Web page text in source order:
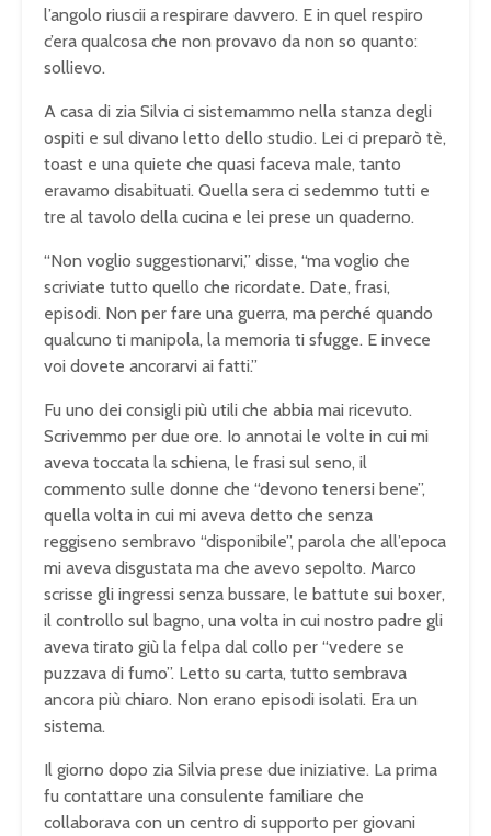
l’angolo riuscii a respirare davvero. E in quel respiro
c’era qualcosa che non provavo da non so quanto:
sollievo.
A casa di zia Silvia ci sistemammo nella stanza degli
ospiti e sul divano letto dello studio. Lei ci preparò tè,
toast e una quiete che quasi faceva male, tanto
eravamo disabituati. Quella sera ci sedemmo tutti e
tre al tavolo della cucina e lei prese un quaderno.
“Non voglio suggestionarvi,” disse, “ma voglio che
scriviate tutto quello che ricordate. Date, frasi,
episodi. Non per fare una guerra, ma perché quando
qualcuno ti manipola, la memoria ti sfugge. E invece
voi dovete ancorarvi ai fatti.”
Fu uno dei consigli più utili che abbia mai ricevuto.
Scrivemmo per due ore. Io annotai le volte in cui mi
aveva toccata la schiena, le frasi sul seno, il
commento sulle donne che “devono tenersi bene”,
quella volta in cui mi aveva detto che senza
reggiseno sembravo “disponibile”, parola che all’epoca
mi aveva disgustata ma che avevo sepolto. Marco
scrisse gli ingressi senza bussare, le battute sui boxer,
il controllo sul bagno, una volta in cui nostro padre gli
aveva tirato giù la felpa dal collo per “vedere se
puzzava di fumo”. Letto su carta, tutto sembrava
ancora più chiaro. Non erano episodi isolati. Era un
sistema.
Il giorno dopo zia Silvia prese due iniziative. La prima
fu contattare una consulente familiare che
collaborava con un centro di supporto per giovani